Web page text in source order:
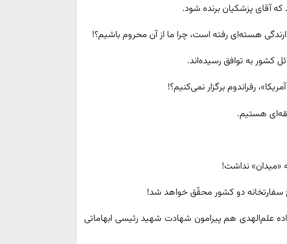
آقای پزشکیان برنده شود.
هسته‌ای رفته است، چرا ما از آن محروم باشیم؟!
کشور به توافق رسیده‌اند.
رفراندوم برگزار نمی‌کنیم؟!
هستیم.
«میدان» نداشت!
سفارتخانه دو کشور محقّق خواهد شد!
علم‌الهدی هم پیرامون شهادت شهید رئیسی ابهاماتی